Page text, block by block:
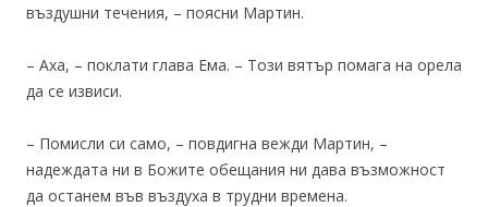
въздушни течения, – поясни Мартин.
– Аха, – поклати глава Ема. – Този вятър помага на орела
да се извиси.
– Помисли си само, – повдигна вежди Мартин, –
надеждата ни в Божите обещания ни дава възможност
да останем във въздуха в трудни времена.